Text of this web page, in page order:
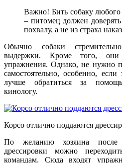
Важно! Бить собаку любого
– питомец должен доверять
похвалу, а не из страха
Обычно собаки
выдержки. Кроме того,
упражнения. Однако, не нужно
самостоятельно, особенно,
лучше обратиться за
кинологу.
Корсо отлично поддаются
По желанию хозяина после
дрессировки можно
командам. Сюда входят